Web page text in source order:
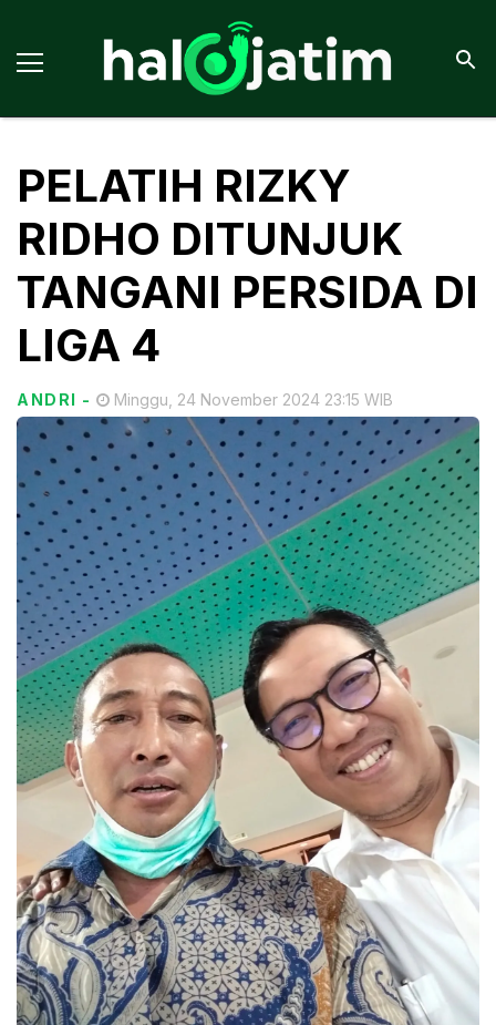
PELATIH RIZKY
RIDHO DITUNJUK
TANGANI PERSIDA DI
LIGA 4
ANDRI - Minggu, 24 November 2024 23:15 WIB